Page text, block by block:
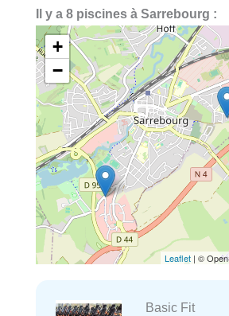
Il y a 8 piscines à Sarrebourg :
+
−
Leaflet | ©
Basic Fit